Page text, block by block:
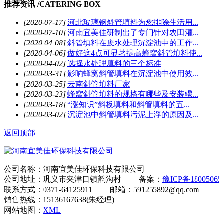
推荐资讯 /CATERING BOX
[2020-07-17] 河北玻璃钢斜管填料为您排除生活用...
[2020-07-10] 河南宜美佳研制出了专门针对农田灌...
[2020-04-08] 斜管填料在废水处理沉淀池中的工作...
[2020-04-06] 做好这4点可显著提高蜂窝斜管填料使...
[2020-04-02] 选择水处理填料的三个标准
[2020-03-31] 影响蜂窝斜管填料在沉淀池中使用效...
[2020-03-25] 云南斜管填料厂家
[2020-03-23] 蜂窝斜管填料的规格有哪些及安装骤...
[2020-03-18] “涨知识”斜板填料和斜管填料的五...
[2020-03-02] 沉淀池中斜管填料污泥上浮的原因及...
返回顶部
公司名称：河南宜美佳环保科技有限公司
公司地址：巩义市夹津口镇韵沟村 备案： 豫ICP备
联系方式：0371-64125911 邮箱：591255892@qq.com
销售热线：15136167638(朱经理)
网站地图： XML